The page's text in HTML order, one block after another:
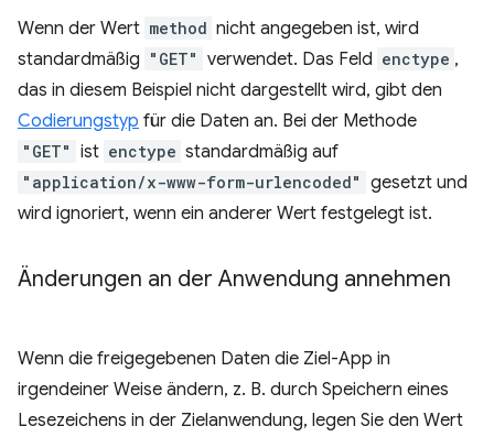
Wenn der Wert method nicht angegeben ist, wird
standardmäßig "GET" verwendet. Das Feld enctype ,
das in diesem Beispiel nicht dargestellt wird, gibt den
Codierungstyp für die Daten an. Bei der Methode
"GET" ist enctype standardmäßig auf
"application/x-www-form-urlencoded" gesetzt und
wird ignoriert, wenn ein anderer Wert festgelegt ist.
Änderungen an der Anwendung annehmen
Wenn die freigegebenen Daten die Ziel-App in
irgendeiner Weise ändern, z. B. durch Speichern eines
Lesezeichens in der Zielanwendung, legen Sie den Wert